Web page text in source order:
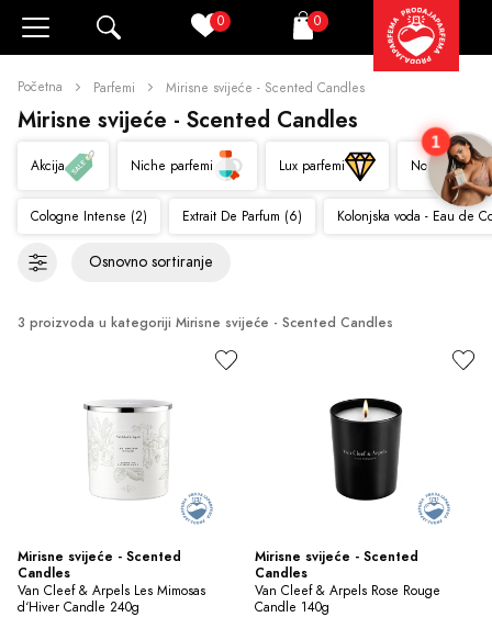
0 Korpa
0
Početna Parfemi Mirisne svijeće - Scented Candles
Mirisne svijeće - Scented Candles
Akcija Niche parfemi Lux parfemi Novo
Cologne Intense (2) Extrait De Parfum (6) Kolonjska voda - Eau de
3 proizvoda u kategoriji Mirisne svijeće - Scented Candles
Mirisne svijeće - Scented
Candles
Van Cleef & Arpels Les Mimosas
d‘Hiver Candle 240g
Mirisne svijeće - Scented
Candles
Van Cleef & Arpels Rose Rouge
Candle 140g
1